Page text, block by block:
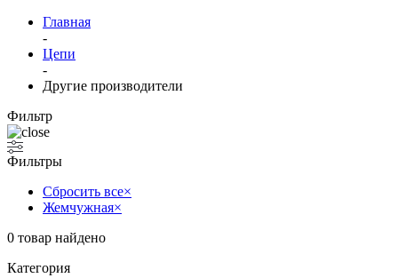
Главная
-
Цепи
-
Другие производители
Фильтр
Фильтры
Сбросить все×
Жемчужная×
0 товар найдено
Категория